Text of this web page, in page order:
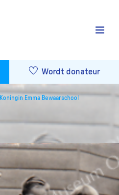
Wordt donateur
Koningin Emma Bewaarschool